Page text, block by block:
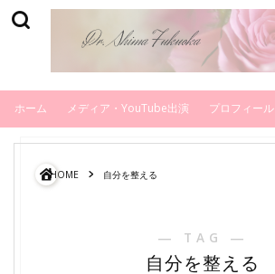
ホーム メディア・YouTube出演 プロフィール
HOME 自分を整える
― TAG ―
自分を整える